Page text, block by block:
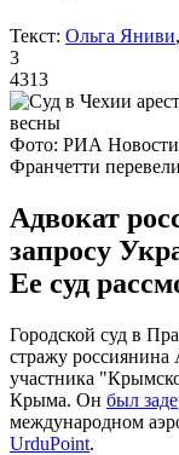
Текст: Ольга Яниви
3
4313
Фото: РИА Новости
Франчетти
Адвокат
запросу
Ее суд
Городской суд в
стражу россиянина
участника
Крыма. Он был
международном
UrduPoint.